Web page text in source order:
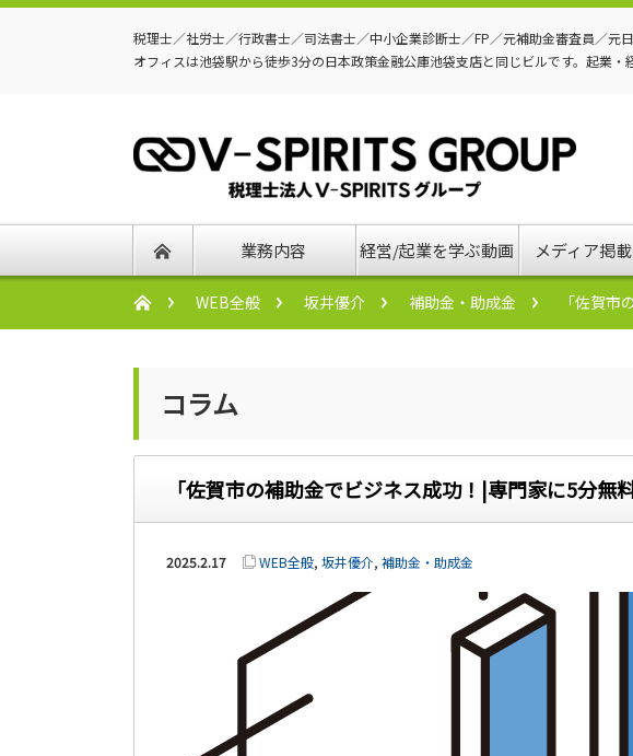
税理士／社労士／行政書士／司法書士／中小企業診断士／FP／元補助金審査員／
オフィスは池袋駅から徒歩3分の日本政策金融公庫池袋支店と同じビルです。起業・
業務内容 経営/起業を学ぶ動画 メディア掲
WEB全般 坂井優介 補助金・助成金 「佐賀
コラム
「佐賀市の補助金でビジネス成功！|専門家に5分無
2025.2.17 WEB全般, 坂井優介, 補助金・助成金